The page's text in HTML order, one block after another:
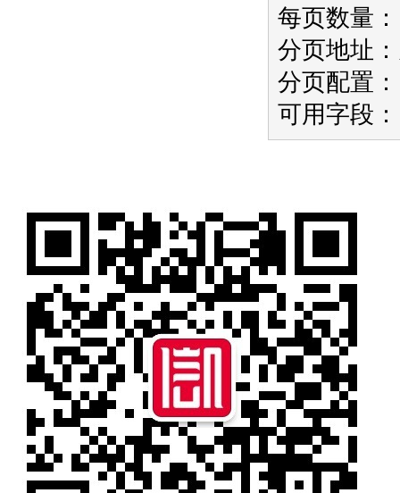
每页数量
分页地址
分页配置：
可用字段